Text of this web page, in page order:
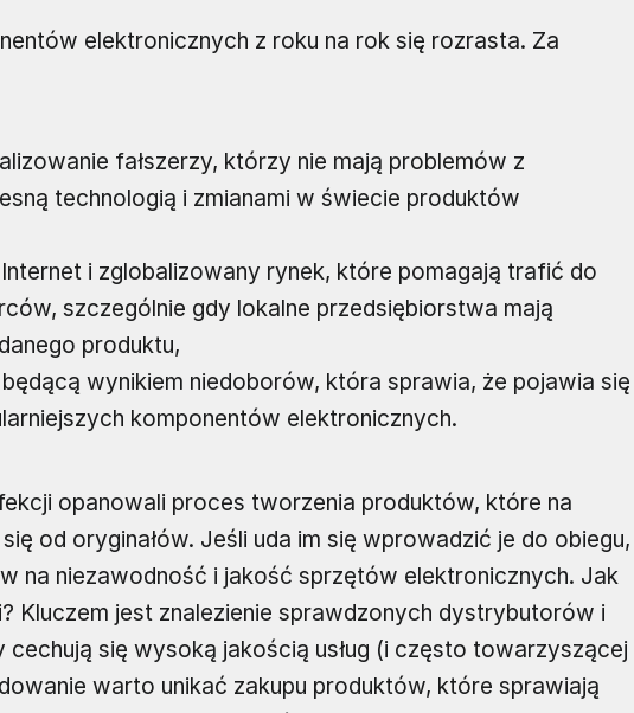
elektronicznych z roku na rok się rozrasta. Za
fałszerzy, którzy nie mają problemów z
technologią i zmianami w świecie produktów
i zglobalizowany rynek, które pomagają trafić do
szczególnie gdy lokalne przedsiębiorstwa mają
produktu,
wynikiem niedoborów, która sprawia, że pojawia się
komponentów elektronicznych.
opanowali proces tworzenia produktów, które na
od oryginałów. Jeśli uda im się wprowadzić je do obiegu,
na niezawodność i jakość sprzętów elektronicznych. Jak
Kluczem jest znalezienie sprawdzonych dystrybutorów i
się wysoką jakością usług (i często towarzyszącej
warto unikać zakupu produktów, które sprawiają